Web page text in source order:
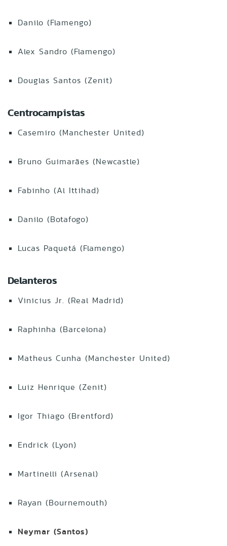
Danilo (Flamengo)
Alex Sandro (Flamengo)
Douglas Santos (Zenit)
Centrocampistas
Casemiro (Manchester United)
Bruno Guimarães (Newcastle)
Fabinho (Al Ittihad)
Danilo (Botafogo)
Lucas Paquetá (Flamengo)
Delanteros
Vinicius Jr. (Real Madrid)
Raphinha (Barcelona)
Matheus Cunha (Manchester United)
Luiz Henrique (Zenit)
Igor Thiago (Brentford)
Endrick (Lyon)
Martinelli (Arsenal)
Rayan (Bournemouth)
Neymar (Santos)